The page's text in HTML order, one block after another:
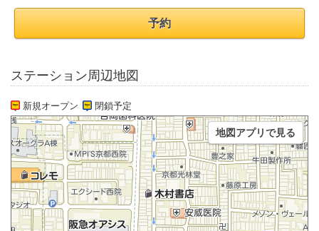
予約
ステーション周辺地図
新規オープン 閉鎖予定
地図アプリで見る